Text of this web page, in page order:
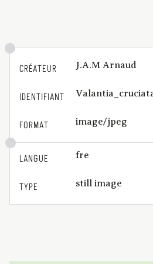
CRÉATEUR J.A.M Arnaud
IDENTIFIANT
FORMAT image/jpeg
LANGUE fre
TYPE still image